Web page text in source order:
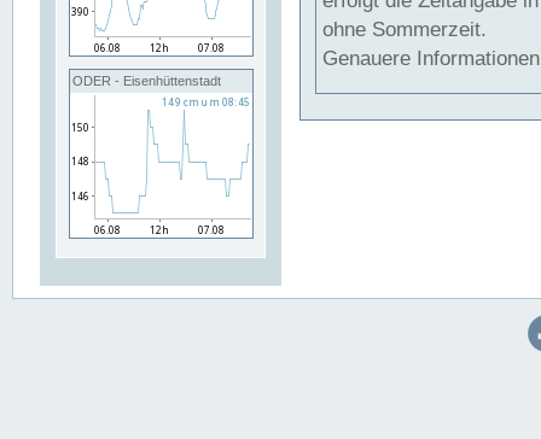
ODER - Eisenhüttenstadt
ohne Sommerzeit.
Genauere